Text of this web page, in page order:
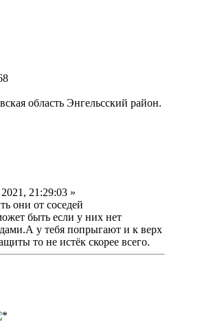
область Энгельсский район.
21:29:03 »
они от соседей
быть если у них нет
у тебя попрыгают и к верх
то не истёк скорее всего.